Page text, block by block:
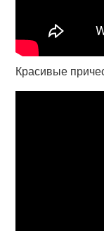
Красивые